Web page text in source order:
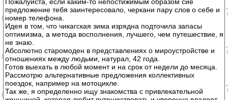
предложение тебя заинтересовало, черкани пару слов о себе и
номер телефона.
Идея в том, что чикагская зима изрядна подточила запасы
оптимизма, а метода восполнения, лучшего, чем путешествие, я
не знаю.
Абсолютно старомоден в представлениях о мироустройстве и
отношениях между людьми, натурал, 42 года.
Готов выехать в любой момент и на срок от недели до месяца.
Рассмотрю альтернативные предложения коллективных
поездок, например на мотоцикле.
Так же, я определенно ищу знакомства с привлекательной